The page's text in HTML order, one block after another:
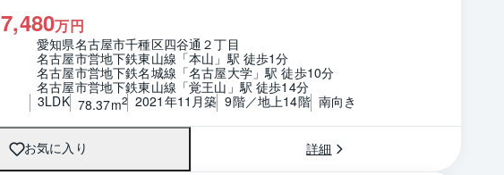
7,480万円
愛知県名古屋市千種区四谷通２丁目
名古屋市営地下鉄東山線「本山」駅 徒歩1分
名古屋市営地下鉄名城線「名古屋大学」駅 徒歩10分
名古屋市営地下鉄東山線「覚王山」駅 徒歩14分
3LDK 78.37m2 2021年11月築 9階／地上14階 南向き
お気に入り 詳細